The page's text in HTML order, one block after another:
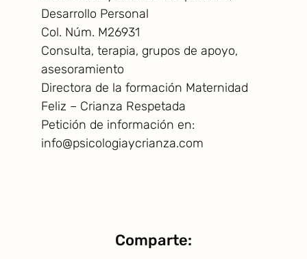
Desarrollo Personal
Col. Núm. M26931
Consulta, terapia, grupos de apoyo,
asesoramiento
Directora de la formación Maternidad
Feliz – Crianza Respetada
Petición de información en:
info@psicologiaycrianza.com
Comparte: